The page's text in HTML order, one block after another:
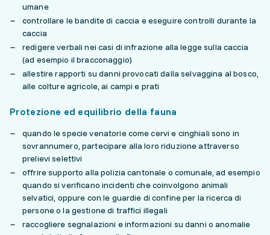
umane
controllare le bandite di caccia e eseguire controlli durante la
caccia
redigere verbali nei casi di infrazione alla legge sulla caccia
(ad esempio il bracconaggio)
allestire rapporti su danni provocati dalla selvaggina al bosco,
alle colture agricole, ai campi e prati
Protezione ed equilibrio della fauna
quando le specie venatorie come cervi e cinghiali sono in
sovrannumero, partecipare alla loro riduzione attraverso
prelievi selettivi
offrire supporto alla polizia cantonale o comunale, ad esempio
quando si verificano incidenti che coinvolgono animali
selvatici, oppure con le guardie di confine per la ricerca di
persone o la gestione di traffici illegali
raccogliere segnalazioni e informazioni su danni o anomalie